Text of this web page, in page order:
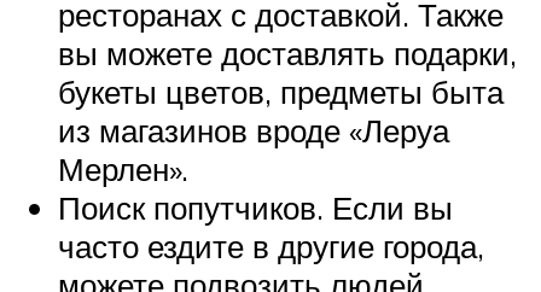
ресторанах с доставкой. Также
вы можете доставлять подарки,
букеты цветов, предметы быта
из магазинов вроде «Леруа
Мерлен».
Поиск попутчиков. Если вы
часто ездите в другие города,